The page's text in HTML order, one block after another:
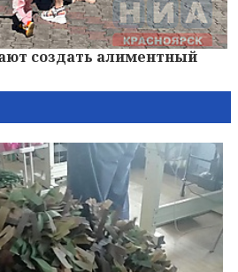
создать алиментный